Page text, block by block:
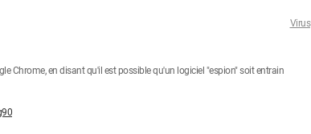
Virus
Chrome, en disant qu'il est possible qu'un logiciel "espion" soit entrain